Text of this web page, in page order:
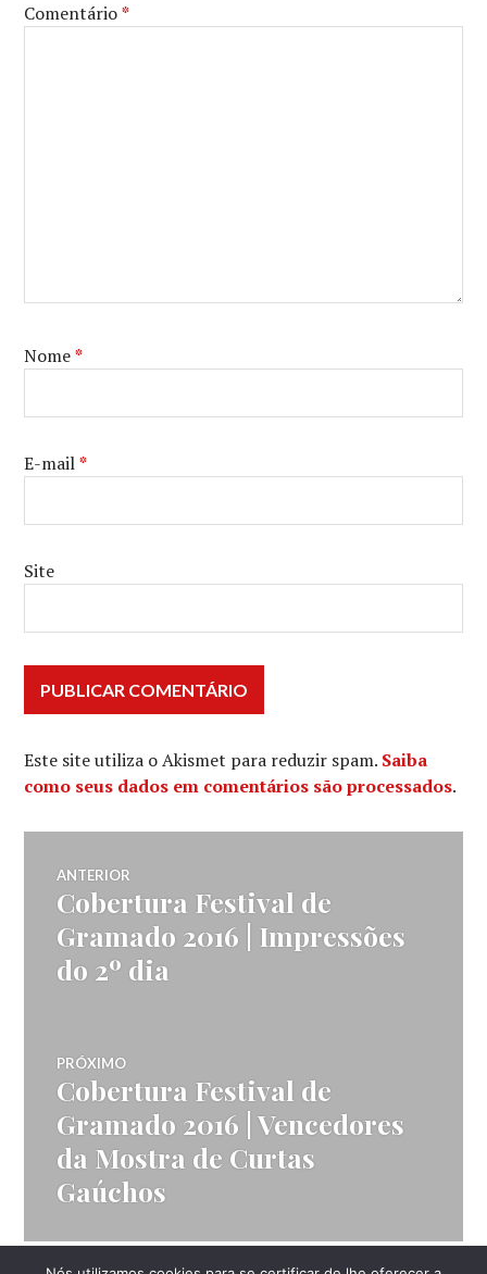
Comentário*
Nome*
E-mail*
Site
Este site utiliza o Akismet para reduzir spam. Saiba
como seus dados em comentários são processados.
Navegação
de
Post
ANTERIOR
Post
anterior:
Cobertura Festival de
Gramado 2016 | Impressões
do 2º dia
PRÓXIMO
Próximo
post:
Cobertura Festival de
Gramado 2016 | Vencedores
da Mostra de Curtas
Gaúchos